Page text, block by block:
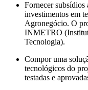
Fornecer
investimentos em
Agronegócio. O
INMETRO
Tecnologia).
Compor uma
tecnológicos do
testadas e